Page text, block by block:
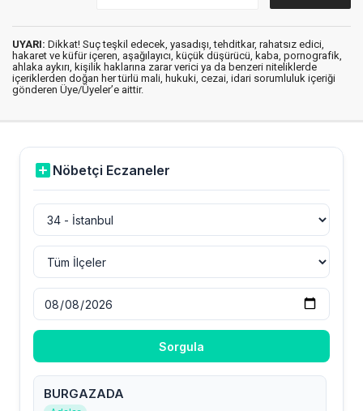
UYARI: Dikkat! Suç teşkil edecek, yasadışı, tehditkar, rahatsız edici,
hakaret ve küfür içeren, aşağılayıcı, küçük düşürücü, kaba, pornografik,
ahlaka aykırı, kişilik haklarına zarar verici ya da benzeri niteliklerde
içeriklerden doğan her türlü mali, hukuki, cezai, idari sorumluluk içeriği
gönderen Üye/Üyeler’e aittir.